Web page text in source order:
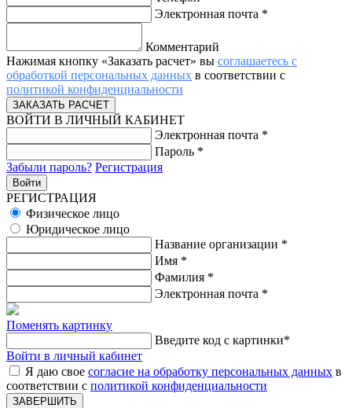
Электронная почта *
Комментарий
Нажимая кнопку «Заказать расчет» вы соглашаетесь с
обработкой персональных данных в соответствии с
политикой конфиденциальности
ВОЙТИ В ЛИЧНЫЙ КАБИНЕТ
Электронная почта *
Пароль *
Забыли пароль? Регистрация
РЕГИСТРАЦИЯ
Физическое лицо
Юридическое лицо
Название организации *
Имя *
Фамилия *
Электронная почта *
Поменять картинку
Введите код с картинки*
Войти в личный кабинет
Я даю свое согласие на обработку персональных данных в
соответствии с политикой конфиденциальности